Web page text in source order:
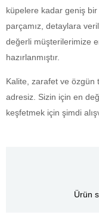
küpelere kadar geniş
parçamız, detaylara
değerli müşterilerimize
hazırlanmıştır.
Kalite, zarafet ve özgün
adresiz. Sizin için en
keşfetmek için şimdi
Ürün